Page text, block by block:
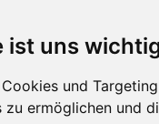
ist uns
und
ermöglichen und
Facebook